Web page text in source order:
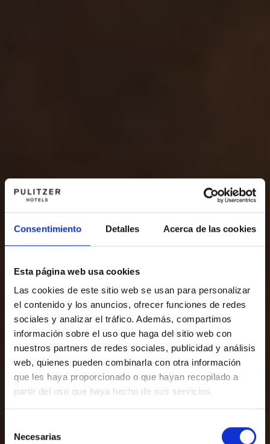
Consentimiento Detalles Acerca de las cookies
Esta página web usa cookies
Las cookies de este sitio web se usan para personalizar
el contenido y los anuncios, ofrecer funciones de redes
sociales y analizar el tráfico. Además, compartimos
información sobre el uso que haga del sitio web con
nuestros partners de redes sociales, publicidad y análisis
web, quienes pueden combinarla con otra información
que les haya proporcionado o que hayan recopilado a
partir del uso que haya hecho de sus servicios.
Necesarias